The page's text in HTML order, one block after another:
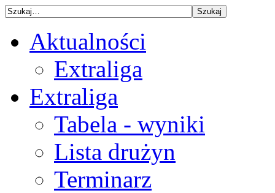
Aktualności
Extraliga
Extraliga
Tabela - wyniki
Lista drużyn
Terminarz